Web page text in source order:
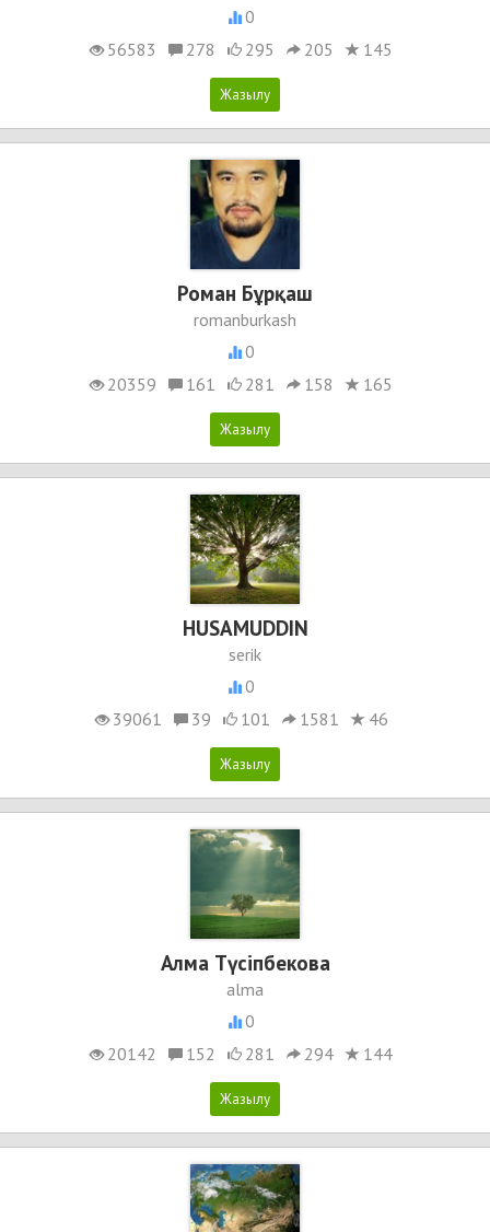
0
56583
278 295 205 145
Роман Бұрқаш
romanburkash
0
20359
161 281 158 165
HUSAMUDDIN
serik
0
39061
39 101 1581 46
Алма Түсіпбекова
alma
0
20142
152 281 294 144